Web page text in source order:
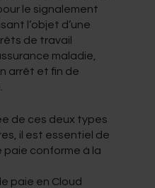
le signalement
l’objet d’une
de travail
maladie,
arrêt et fin de
de ces deux types
il est essentiel de
paie conforme à la
paie en Cloud